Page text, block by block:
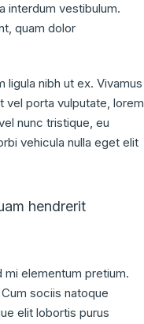
interdum vestibulum.
quam dolor
nibh ut ex. Vivamus
vel porta vulputate, lorem
nunc tristique, eu
vehicula nulla eget elit
hendrerit
mi elementum pretium.
sociis natoque
elit lobortis purus